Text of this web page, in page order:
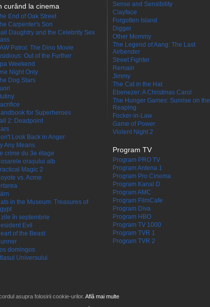
curând la cinema
End of Oak Street
Carpenter's Son
Daughtry and the Celebrity Sex
Patrol: The Dino Movie
Out of the Further
Weekend
Night Only
Dog Stars
for Superheroes
2: Deadpoint
Look Back in Anger
Any Means
crime du 3e étage
orașului alb
Magic 2
vs. Acme
in the Museum: Treasures of
zile în septembrie
Evil
of the Beast
domingos
Universului
Sense and Sensibility
Clayface
Forgotten Island
Digger
Other Mommy
The Legend of Aang: The Last
Airbender
Street Fighter
Remain
Jimmy
The Cat in the Hat
Ebenezer: A Christmas Carol
The Hunger Games: Sunrise on the
Reaping
Focker-in-Law
Game of Power
Violent Night 2
Program TV
Program PRO TV
Program Antena 1
Program Pro Cinema
Program Kanal D
Program AMC
Program FilmCafe
Program Diva
Program HBO
Program TV 1000
Program TVR 1
Program TVR 2
asupra folosirii cookie-urilor. Află mai multe